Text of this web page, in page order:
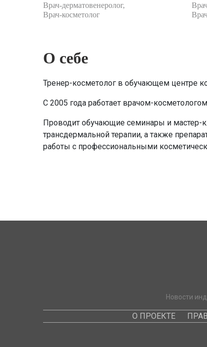
Врач-дерматовенеролог,
Врач-косметолог
О себе
Тренер-косметолог в обучающем центре
С 2005 года работает врачом-
Проводит обучающие семинары и мастер-
трансдермальной терапии, а также
работы с профессиональными
Новости
О ПРОЕКТЕ